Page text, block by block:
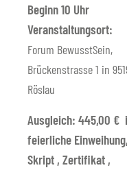
Beginn 10 Uhr
Veranstaltungsort:
Forum BewusstSein,
Brückenstrasse 1 in
Röslau
Ausgleich: 445,00 €
feierliche Einweihung,
Skript , Zertifikat ,